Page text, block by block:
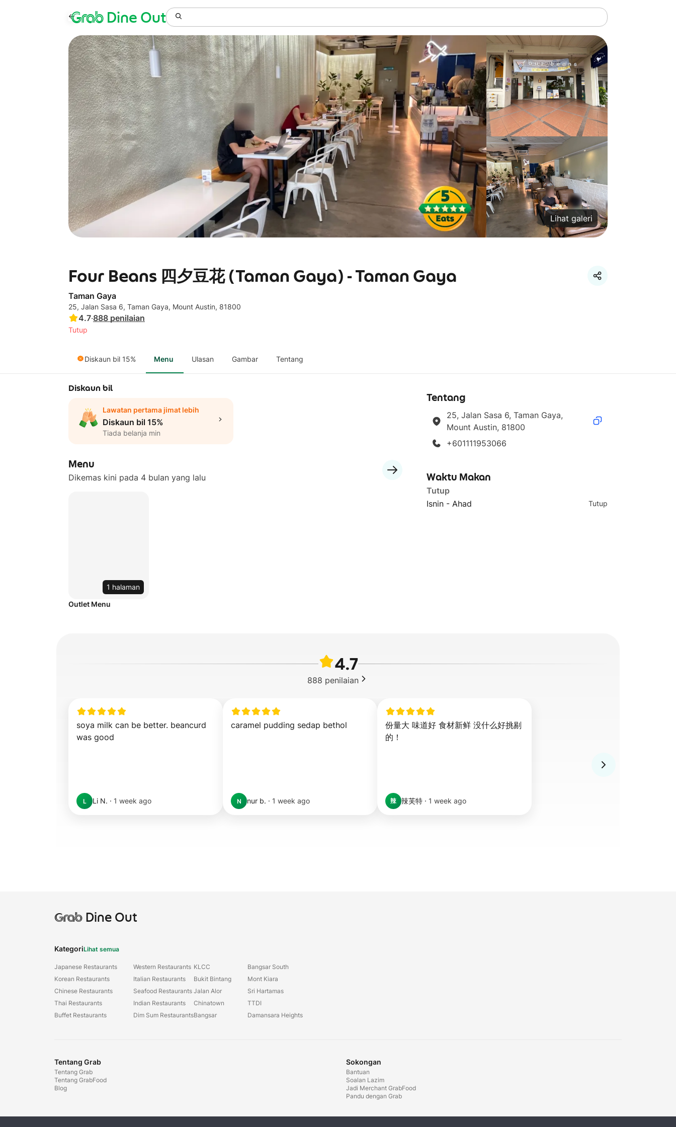
GrabDine Out
Lihat galeri
Four Beans 四夕豆花 (Taman Gaya) - Taman Gaya
Taman Gaya
25, Jalan Sasa 6, Taman Gaya, Mount Austin, 81800
4.7·888 penilaian
Tutup
Diskaun bil 15% Menu Ulasan Gambar Tentang
Diskaun bil
Lawatan pertama jimat lebih
Diskaun bil 15%
Tiada belanja min
Menu
Dikemas kini pada 4 bulan yang lalu
1 halaman
Outlet Menu
Tentang
25, Jalan Sasa 6, Taman Gaya,
Mount Austin, 81800
+601111953066
Waktu Makan
Tutup
Isnin - Ahad
Tutup
4.7
888 penilaian
soya milk can be better. beancurd
was good
L Li N. · 1 week ago
caramel pudding sedap bethol
N nur b. · 1 week ago
份量大 味道好 食材新鲜 没什么好挑剔
的！
辣 辣芙特 · 1 week ago
GrabDine Out
KategoriLihat semua
Japanese Restaurants
Korean Restaurants
Chinese Restaurants
Thai Restaurants
Buffet Restaurants
Western Restaurants
Italian Restaurants
Seafood Restaurants
Indian Restaurants
Dim Sum Restaurants
KLCC
Bukit Bintang
Jalan Alor
Chinatown
Bangsar
Bangsar South
Mont Kiara
Sri Hartamas
TTDI
Damansara Heights
Tentang Grab
Tentang Grab
Tentang GrabFood
Blog
Sokongan
Bantuan
Soalan Lazim
Jadi Merchant GrabFood
Pandu dengan Grab